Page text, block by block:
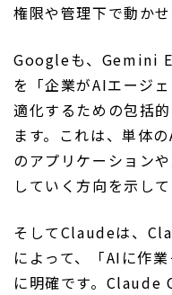
権限や管理下で動かせ
Googleも、Gemini
を「企業がAIエージ
適化するための包括
ます。これは、単体
のアプリケーション
していく方向を示して
そしてClaudeは、
によって、「AIに作
に明確です。Claude